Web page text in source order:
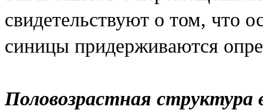
свидетельствуют о том, что
синицы придерживаются
Половозрастная структура